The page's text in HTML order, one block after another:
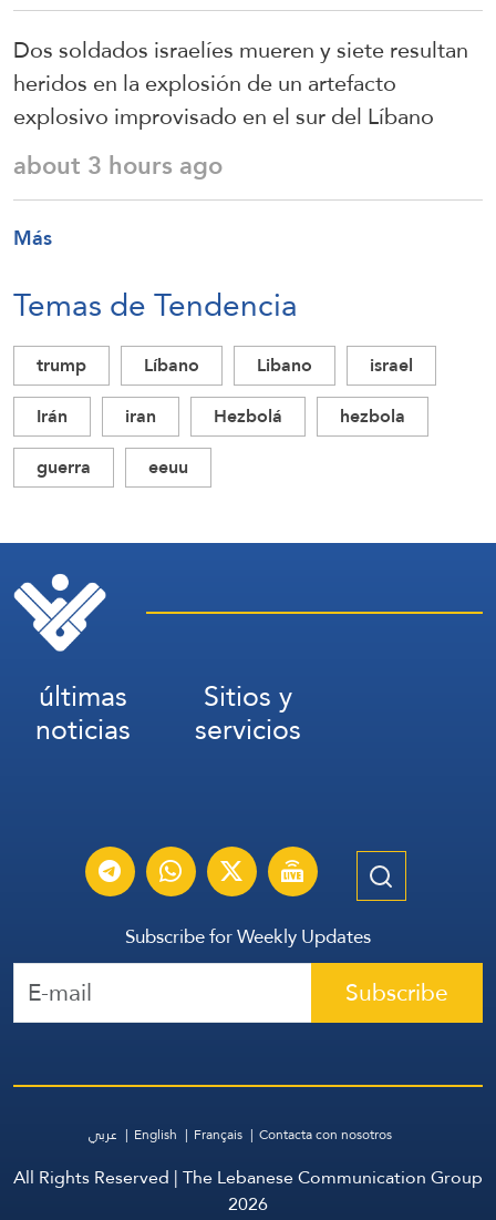
Dos soldados israelíes mueren y siete resultan
heridos en la explosión de un artefacto
explosivo improvisado en el sur del Líbano
about 3 hours ago
Más
Temas de Tendencia
trump Líbano Libano
israel
Irán
iran Hezbolá
hezbola
guerra
eeuu
últimas
noticias
Sitios y
servicios
Subscribe for Weekly Updates
Subscribe
عربي English Français Contacta con nosotros
All Rights Reserved | The Lebanese Communication Group
2026